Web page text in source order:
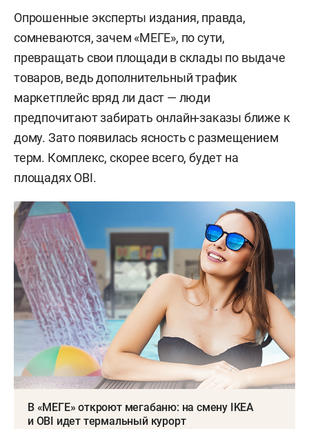
Опрошенные эксперты издания, правда,
сомневаются, зачем «МЕГЕ», по сути,
превращать свои площади в склады по выдаче
товаров, ведь дополнительный трафик
маркетплейс вряд ли даст — люди
предпочитают забирать онлайн-заказы ближе к
дому. Зато появилась ясность с размещением
терм. Комплекс, скорее всего, будет на
площадях OBI.
В «МЕГЕ» откроют мегабаню: на смену IKEA
и OBI идет термальный курорт